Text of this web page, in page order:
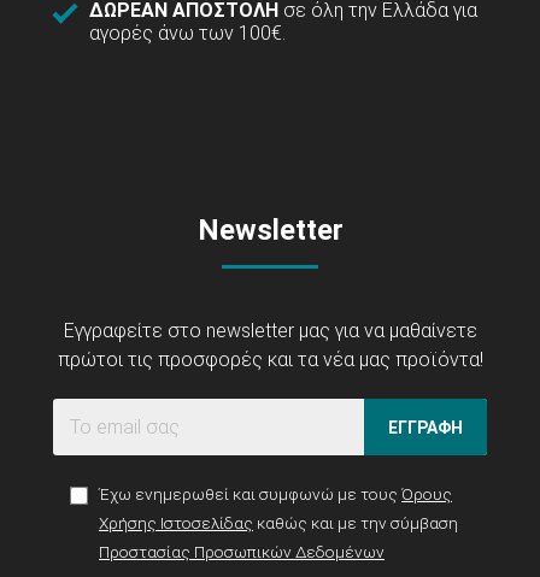
ΔΩΡΕΑΝ ΑΠΟΣΤΟΛΗ σε όλη την Ελλάδα για
αγορές άνω των 100€.
Newsletter
Εγγραφείτε στο newsletter μας για να μαθαίνετε
πρώτοι τις προσφορές και τα νέα μας προϊόντα!
ΕΓΓΡΑΦΗ
Έχω ενημερωθεί και συμφωνώ με τους Όρους
Χρήσης Ιστοσελίδας καθώς και με την σύμβαση
Προστασίας Προσωπικών Δεδομένων